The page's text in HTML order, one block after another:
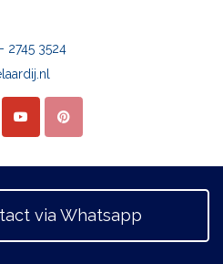
2745 3524
via Whatsapp